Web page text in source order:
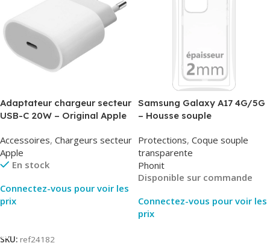
Adaptateur chargeur secteur
USB-C 20W – Original Apple
Accessoires, Chargeurs secteur
Apple
En stock
Connectez-vous pour voir les
prix
SKU: ref24182
Samsung Galaxy A17 4G/5G
– Housse souple
Protections, Coque souple
transparente
Phonit
Disponible sur commande
Connectez-vous pour voir les
prix